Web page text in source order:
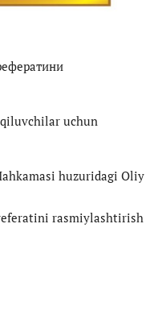
uchun
huzuridagi Oliy
rasmiylashtirish